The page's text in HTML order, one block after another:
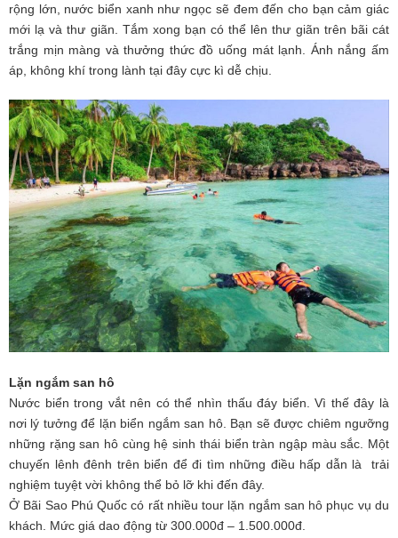
rộng lớn, nước biển xanh như ngọc sẽ đem đến cho bạn cảm giác
mới lạ và thư giãn. Tắm xong bạn có thể lên thư giãn trên bãi cát
trắng mịn màng và thưởng thức đồ uống mát lạnh. Ánh nắng ấm
áp, không khí trong lành tại đây cực kì dễ chịu.
Lặn ngắm san hô
Nước biển trong vắt nên có thể nhìn thấu đáy biển. Vì thế đây là
nơi lý tưởng để lặn biển ngắm san hô. Bạn sẽ được chiêm ngưỡng
những rặng san hô cùng hệ sinh thái biển tràn ngập màu sắc. Một
chuyến lênh đênh trên biển để đi tìm những điều hấp dẫn là trải
nghiệm tuyệt vời không thể bỏ lỡ khi đến đây.
Ở Bãi Sao Phú Quốc có rất nhiều tour lặn ngắm san hô phục vụ du
khách. Mức giá dao động từ 300.000đ – 1.500.000đ.